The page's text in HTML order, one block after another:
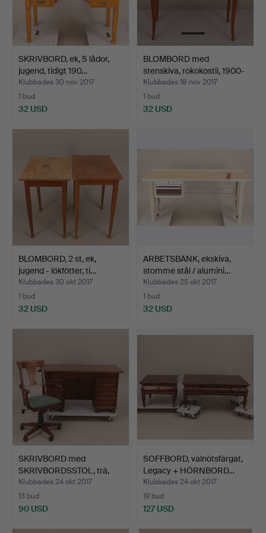
SKRIVBORD, ek, 5 lådor,
jugend, tidigt 190…
Klubbades 30 nov 2017
1 bud
32 USD
BLOMBORD med
stenskiva, rokokostil, 1900-
t…
Klubbades 18 nov 2017
1 bud
32 USD
BLOMBORD, 2 st, ek,
jugend - lökfötter, ti…
Klubbades 30 okt 2017
1 bud
32 USD
ARBETSBÄNK, ekskiva,
stomme stål / alumini…
Klubbades 25 okt 2017
1 bud
32 USD
SKRIVBORD med
SKRIVBORDSSTOL, trä,
mahogny…
Klubbades 24 okt 2017
13 bud
90 USD
SOFFBORD, valnötsfärgat,
Legacy + HÖRNBORD…
Klubbades 24 okt 2017
19 bud
127 USD